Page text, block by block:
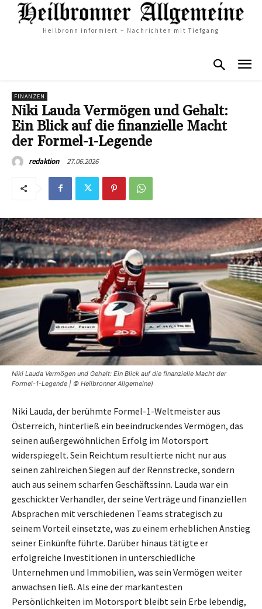
Heilbronn informiert – Nachrichten mit Tiefgang
FINANZEN
Niki Lauda Vermögen und Gehalt:
Ein Blick auf die finanzielle Macht
der Formel-1-Legende
redaktion 27.06.2026
Niki Lauda Vermögen und Gehalt: Ein Blick auf die finanzielle Macht der
Formel-1-Legende | © Heilbronner Allgemeine)
Niki Lauda, der berühmte Formel-1-Weltmeister aus
Österreich, hinterließ ein beeindruckendes Vermögen, das
seinen außergewöhnlichen Erfolg im Motorsport
widerspiegelt. Sein Reichtum resultierte nicht nur aus
seinen zahlreichen Siegen auf der Rennstrecke, sondern
auch aus seinem scharfen Geschäftssinn. Lauda war ein
geschickter Verhandler, der seine Verträge und finanziellen
Absprachen mit verschiedenen Teams strategisch zu
seinem Vorteil einsetzte, was zu einem erheblichen Anstieg
seiner Einkünfte führte. Darüber hinaus tätigte er
erfolgreiche Investitionen in unterschiedliche
Unternehmen und Immobilien, was sein Vermögen weiter
anwachsen ließ. Als eine der markantesten
Persönlichkeiten im Motorsport bleibt sein Erbe lebendig,